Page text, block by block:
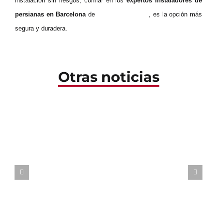
persianas en Barcelonade
, es la opción más
segura y duradera.
Otras noticias
Qué hacer si una persiana
eléctrica deja de